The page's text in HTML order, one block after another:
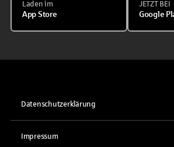
Laden im
App Store
JETZT BEI
Google
Datenschutzerklärung
Impressum